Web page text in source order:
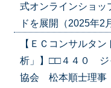
式オンラインショ
ドを展開（2025年2
【ＥＣコンサルタ
析」】□□４４０ ジ
協会 松本順士理